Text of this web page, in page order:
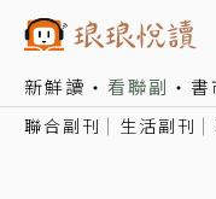
新鮮讀 看聯副 書
聯合副刊 生活副刊